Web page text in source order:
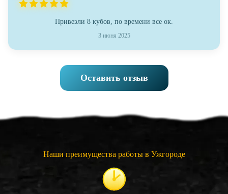
Привезли 8 кубов, по времени все ок.
3 июня 2025
Оставить отзыв
Наши преимущества работы в Ужгороде